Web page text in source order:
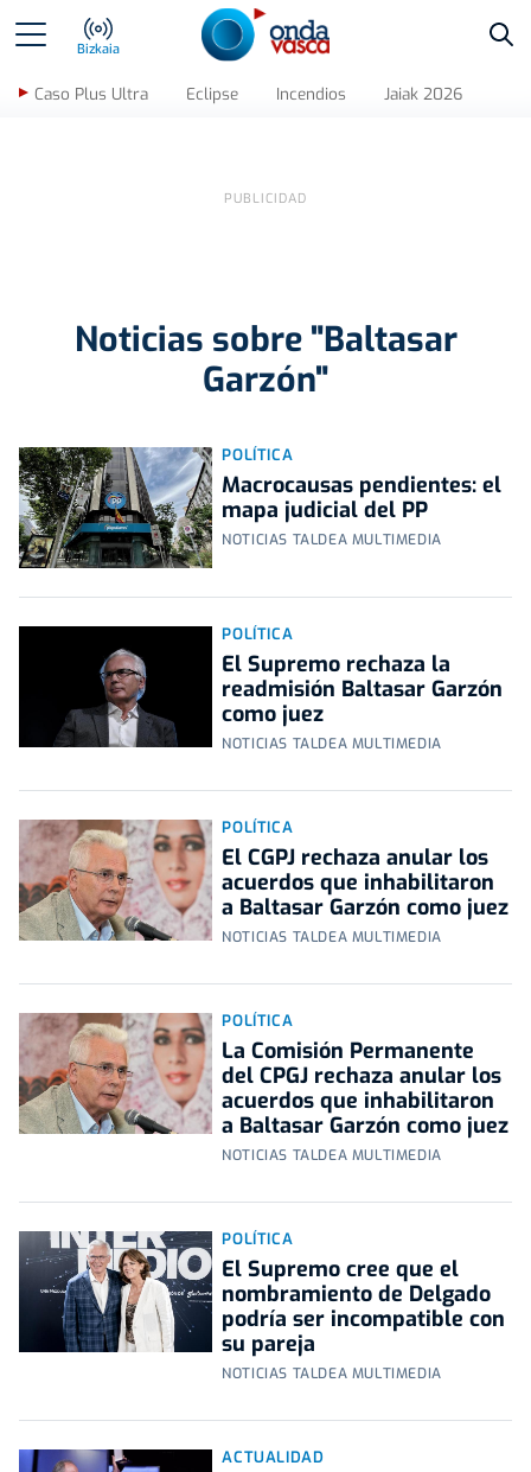
Bizkaia
Caso Plus Ultra Eclipse Incendios Jaiak 2026
Noticias sobre "Baltasar
Garzón"
POLÍTICA
Macrocausas pendientes: el
mapa judicial del PP
NOTICIAS TALDEA MULTIMEDIA
POLÍTICA
El Supremo rechaza la
readmisión Baltasar Garzón
como juez
NOTICIAS TALDEA MULTIMEDIA
POLÍTICA
El CGPJ rechaza anular los
acuerdos que inhabilitaron
a Baltasar Garzón como juez
NOTICIAS TALDEA MULTIMEDIA
POLÍTICA
La Comisión Permanente
del CPGJ rechaza anular los
acuerdos que inhabilitaron
a Baltasar Garzón como juez
NOTICIAS TALDEA MULTIMEDIA
POLÍTICA
El Supremo cree que el
nombramiento de Delgado
podría ser incompatible con
su pareja
NOTICIAS TALDEA MULTIMEDIA
ACTUALIDAD